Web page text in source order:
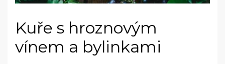
Kuře s hroznovým
vínem a bylinkami